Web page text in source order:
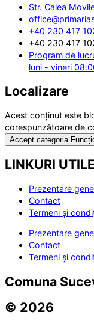
Str. Calea
+40 230 417
+40 230 417
Program de
luni - vineri
Localizare
Acest conținut este
corespunzătoare de
Accept categoria
LINKURI UTILE
Prezentare
Contact
Termeni și
Prezentare
Contact
Termeni și
Comuna
© 2026